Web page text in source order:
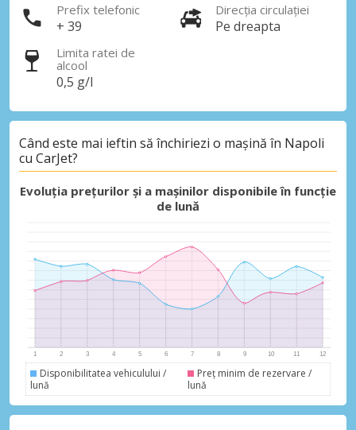
Prefix telefonic
+ 39
Direcția circulației
Pe dreapta
Limita ratei de
alcool
0,5 g/l
Când este mai ieftin să închiriezi o mașină în Napoli
cu CarJet?
Evoluția prețurilor și a mașinilor disponibile în funcție
de lună
Disponibilitatea vehiculului /
lună
Preț minim de rezervare /
lună